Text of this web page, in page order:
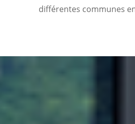
différentes communes